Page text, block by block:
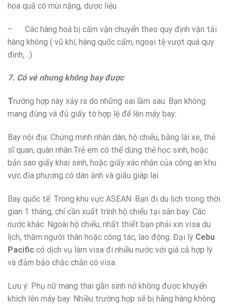
hoa quả có mùi nặng, dược liệu
– Các hàng hoá bị cấm vận chuyển theo quy định vận tải
hàng không ( vũ khí, hàng quốc cấm, ngoại tệ vượt quá quy
định,…)
7. Có vé nhưng không bay được
Trường hợp này xảy ra do những sai lầm sau: Bạn không
mang đúng và đủ giấy tờ hợp lệ để lên máy bay:
Bay nội địa: Chứng minh nhân dân, hộ chiếu, bằng lái xe, thẻ
sĩ quan, quân nhân.Trẻ em có thể dùng thẻ học sinh, hoặc
bản sao giấy khai sinh, hoặc giấy xác nhận của công an khu
vực địa phương có dán ảnh và giấu giáp lai.
Bay quốc tế: Trong khu vực ASEAN: Bạn đi du lịch trong thời
gian 1 tháng, chỉ cần xuất trình hộ chiếu tại sân bay. Các
nước khác: Ngoài hộ chiếu, nhất thiết bạn phải xin visa du
lịch, thăm người thân hoặc công tác, lao động. Đại lý Cebu
Pacific có dịch vụ làm visa đi nhiều nước với giá cả hợp lý
và đảm bảo chắc chắn có visa.
Lưu ý: Phụ nữ mang thai gần sinh nở không được khuyến
khích lên máy bay. Nhiều trường hợp sẽ bị hãng hàng không